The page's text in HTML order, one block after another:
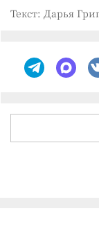
Текст: Дарья